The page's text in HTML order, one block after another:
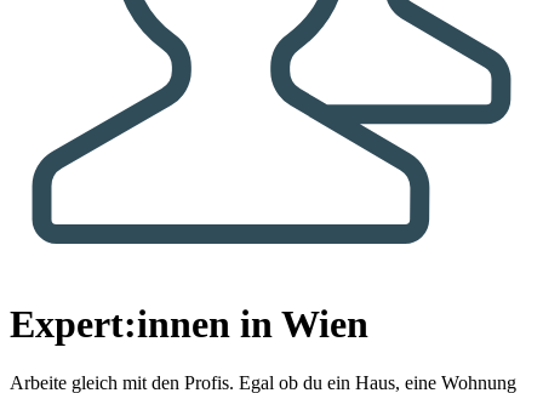
Expert:innen in Wien
Arbeite gleich mit den Profis. Egal ob du ein Haus, eine Wohnung